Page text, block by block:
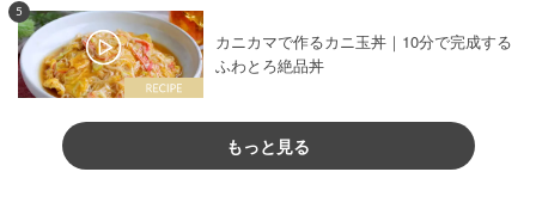
5
カニカマで作るカニ玉丼｜10分で完成する
ふわとろ絶品丼
もっと見る